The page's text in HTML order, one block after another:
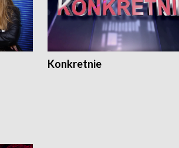
Konkretnie